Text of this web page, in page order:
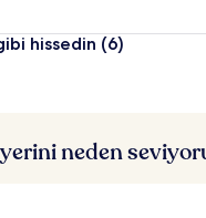
hissedin (6)
neden